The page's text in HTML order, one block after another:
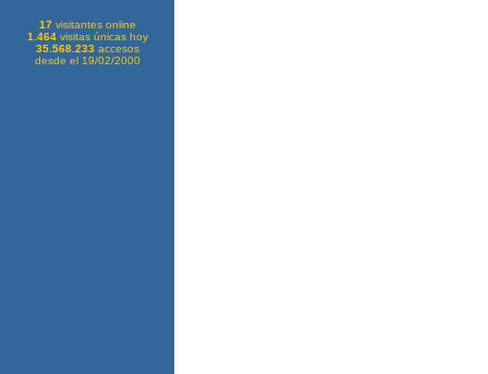
17visitantes online
1.464visitas únicas hoy
35.568.233 accesos
desde el 19/02/2000